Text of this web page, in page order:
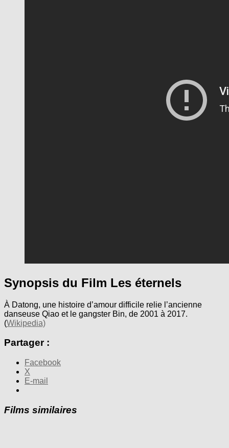
Synopsis du Film Les éternels
À Datong, une histoire d’amour difficile relie l’ancienne
danseuse Qiao et le gangster Bin, de 2001 à 2017.
(Wikipedia)
Partager :
Facebook
X
E-mail
Films similaires